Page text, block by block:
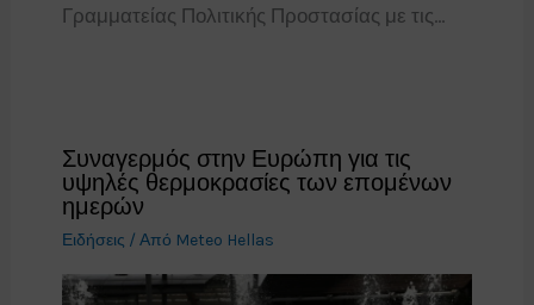
Γραμματείας Πολιτικής Προστασίας με τις…
Συναγερμός στην Ευρώπη για τις
υψηλές θερμοκρασίες των επομένων
ημερών
Ειδήσεις / Από Meteo Hellas